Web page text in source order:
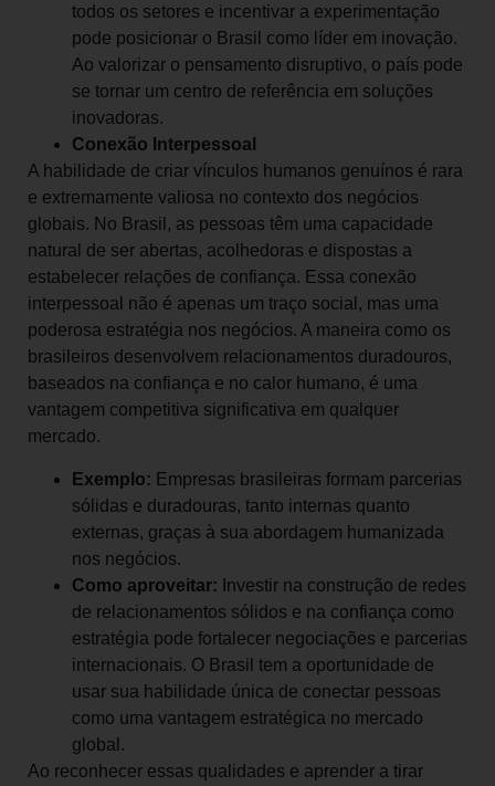
todos os setores e incentivar a experimentação
pode posicionar o Brasil como líder em inovação.
Ao valorizar o pensamento disruptivo, o país pode
se tornar um centro de referência em soluções
inovadoras.
Conexão Interpessoal
A habilidade de criar vínculos humanos genuínos é rara
e extremamente valiosa no contexto dos negócios
globais. No Brasil, as pessoas têm uma capacidade
natural de ser abertas, acolhedoras e dispostas a
estabelecer relações de confiança. Essa conexão
interpessoal não é apenas um traço social, mas uma
poderosa estratégia nos negócios. A maneira como os
brasileiros desenvolvem relacionamentos duradouros,
baseados na confiança e no calor humano, é uma
vantagem competitiva significativa em qualquer
mercado.
Exemplo: Empresas brasileiras formam parcerias
sólidas e duradouras, tanto internas quanto
externas, graças à sua abordagem humanizada
nos negócios.
Como aproveitar: Investir na construção de redes
de relacionamentos sólidos e na confiança como
estratégia pode fortalecer negociações e parcerias
internacionais. O Brasil tem a oportunidade de
usar sua habilidade única de conectar pessoas
como uma vantagem estratégica no mercado
global.
Ao reconhecer essas qualidades e aprender a tirar